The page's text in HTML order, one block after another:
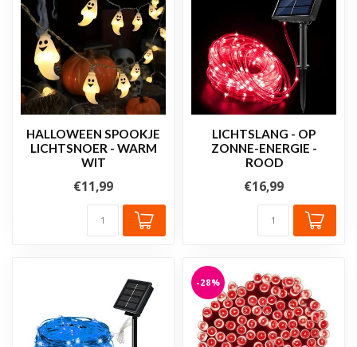
HALLOWEEN SPOOKJE
LICHTSNOER - WARM
WIT
€11,99
LICHTSLANG - OP
ZONNE-ENERGIE -
ROOD
€16,99
-28%